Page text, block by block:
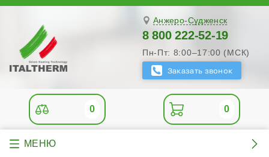
Анжеро-Судженск
8 800 222-52-19
Пн-Пт: 8:00–17:00 (МСК)
0 0